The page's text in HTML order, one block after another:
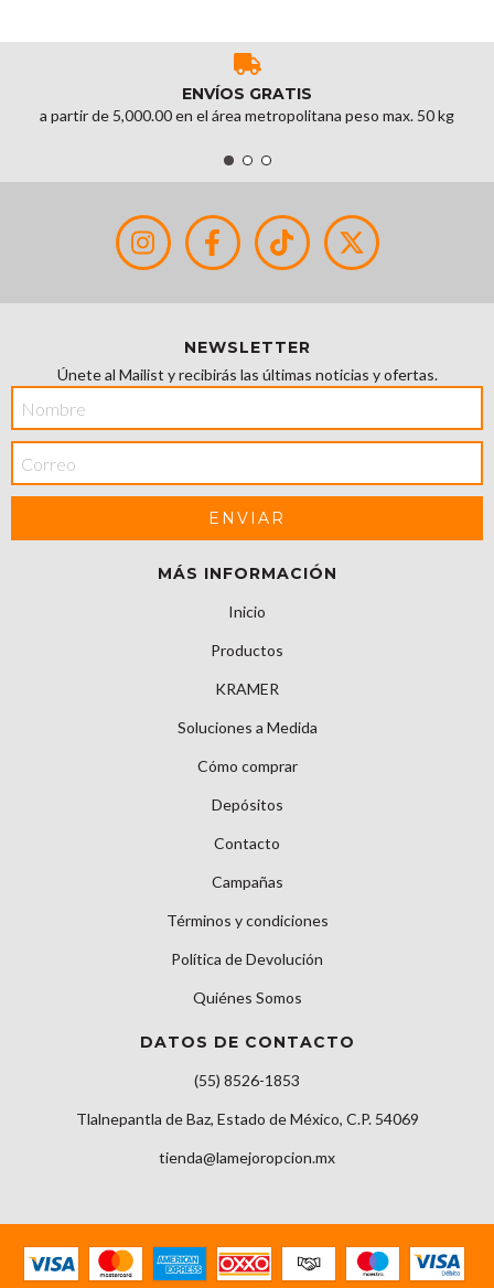
ENVÍOS GRATIS
a partir de 5,000.00 en el área metropolitana peso max. 50 kg
NEWSLETTER
Únete al Mailist y recibirás las últimas noticias y ofertas.
MÁS INFORMACIÓN
Inicio
Productos
KRAMER
Soluciones a Medida
Cómo comprar
Depósitos
Contacto
Campañas
Términos y condiciones
Política de Devolución
Quiénes Somos
DATOS DE CONTACTO
(55) 8526-1853
Tlalnepantla de Baz, Estado de México, C.P. 54069
tienda@lamejoropcion.mx